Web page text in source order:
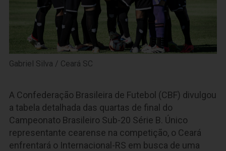
Gabriel Silva / Ceará SC
A Confederação Brasileira de Futebol (CBF) divulgou
a tabela detalhada das quartas de final do
Campeonato Brasileiro Sub-20 Série B. Único
representante cearense na competição, o Ceará
enfrentará o Internacional-RS em busca de uma